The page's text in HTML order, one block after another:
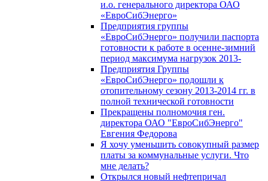
и.о. генерального директора ОАО
«ЕвроСибЭнерго»
Предприятия группы
«ЕвроСибЭнерго» получили паспорта
готовности к работе в осенне-зимний
период максимума нагрузок 2013-
Предприятия Группы
«ЕвроСибЭнерго» подошли к
отопительному сезону 2013-2014 гг. в
полной технической готовности
Прекращены полномочия ген.
директора ОАО "ЕвроСибЭнерго"
Евгения Федорова
Я хочу уменьшить совокупный размер
платы за коммунальные услуги. Что
мне делать?
Открылся новый нефтепричал